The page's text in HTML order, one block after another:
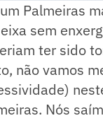
Palmeiras
sem
ter sido
não vamos
Nós